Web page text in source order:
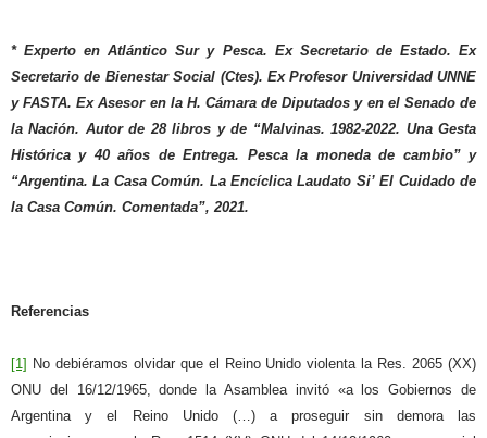
* Experto en Atlántico Sur y Pesca. Ex Secretario de Estado. Ex
Secretario de Bienestar Social (Ctes). Ex Profesor Universidad UNNE
y FASTA. Ex Asesor en la H. Cámara de Diputados y en el Senado de
la Nación. Autor de 28 libros y de “Malvinas. 1982-2022. Una Gesta
Histórica y 40 años de Entrega. Pesca la moneda de cambio” y
“Argentina. La Casa Común. La Encíclica Laudato Si’ El Cuidado de
la Casa Común. Comentada”, 2021.
Referencias
[1] No debiéramos olvidar que el Reino Unido violenta la Res. 2065 (XX)
ONU del 16/12/1965, donde la Asamblea invitó «a los Gobiernos de
Argentina y el Reino Unido (…) a proseguir sin demora las